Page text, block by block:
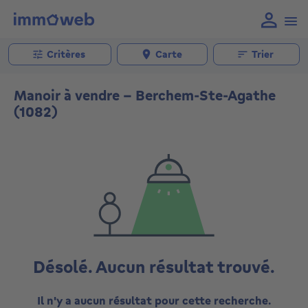
Critères Carte Trier
Manoir à vendre - Berchem-Ste-Agathe
(1082)
Désolé. Aucun résultat trouvé.
Il n'y a aucun résultat pour cette recherche.